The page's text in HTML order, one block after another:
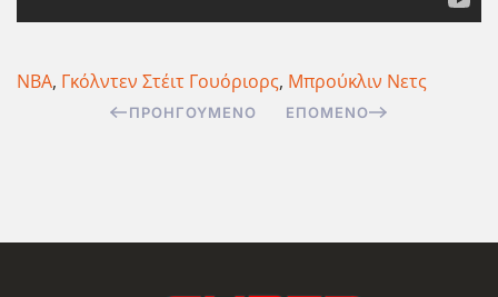
ΝΒΑ, Γκόλντεν Στέιτ Γουόριορς, Μπρούκλιν Νετς
ΠΡΟΗΓΟΎΜΕΝΟ ΕΠΌΜΕΝΟ